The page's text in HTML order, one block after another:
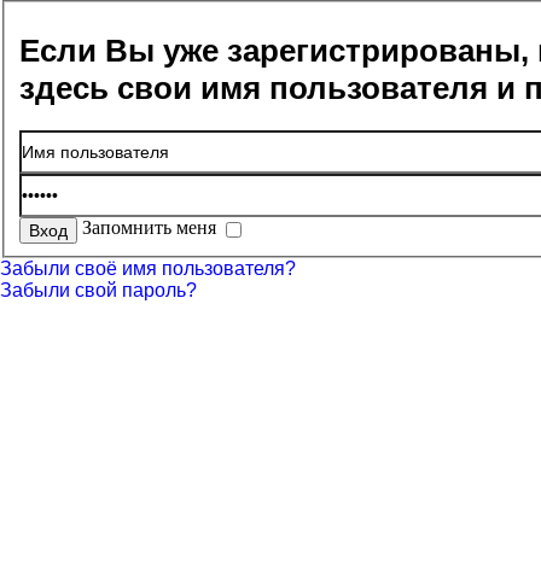
Если Вы уже зарегистрированы,
здесь свои имя пользователя и
Запомнить меня
Забыли своё имя пользователя?
Забыли свой пароль?